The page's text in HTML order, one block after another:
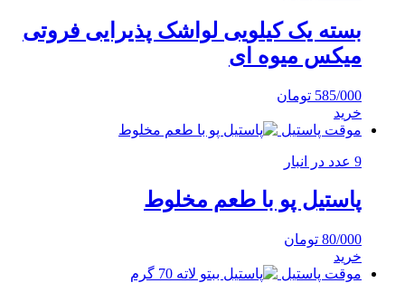
بسته یک کیلویی لواشک پذیرایی فروتی
میکس میوه ای
585/000 تومان
خرید
موقت پاستیل
9 عدد در انبار
پاستیل پو با طعم مخلوط
80/000 تومان
خرید
موقت پاستیل